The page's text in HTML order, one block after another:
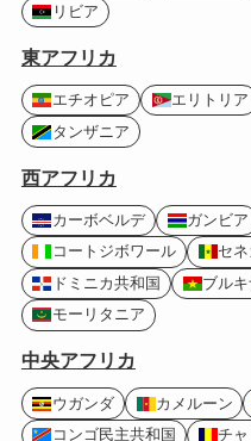
リビア
東アフリカ
エチオピア エリトリア
タンザニア
西アフリカ
カーボベルデ ガンビア
コートジボワール
セ
ドミニカ共和国
ブルキ
モーリタニア
中央アフリカ
ウガンダ カメルーン
コンゴ民主共和国
チャ